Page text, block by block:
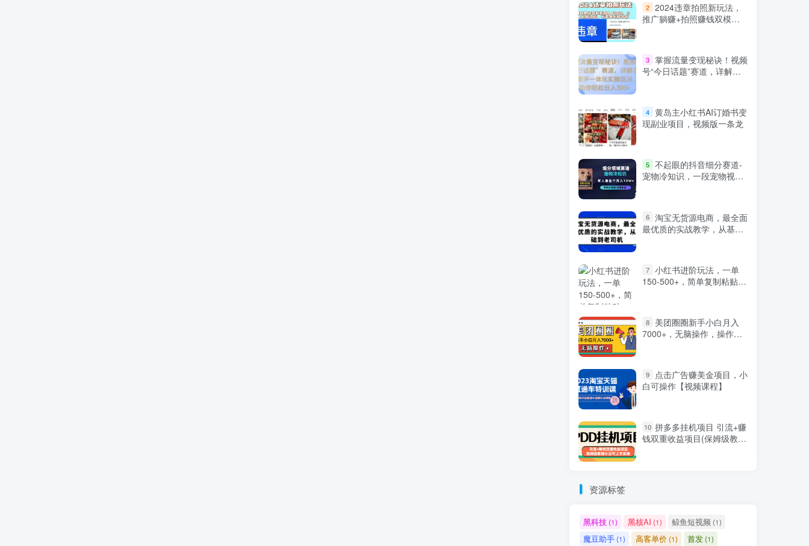
2 2024违章拍照新玩法，
推广躺赚+拍照赚钱双模
3 掌握流量变现秘诀！视频
号“今日话题”赛道，详解保
4 黄岛主小红书AI订婚书变
现副业项目，视频版一条龙
5 不起眼的抖音细分赛道-
宠物冷知识，一段宠物视频
6 淘宝无货源电商，最全面
最优质的实战教学，从基础
7 小红书进阶玩法，一单
150-500+，简单复制粘贴，
8
美团圈圈新手小白月入
7000+，无脑操作，操作就
9
点击广告赚美金项目，小
白可操作【视频课程】
10 拼多多挂机项目 引流+赚
钱双重收益项目(保姆级教程
资源标签
黑科技(1) 黑核AI (1) 鲸鱼短视频(1)
魔豆助手(1) 高客单价(1) 首发(1)